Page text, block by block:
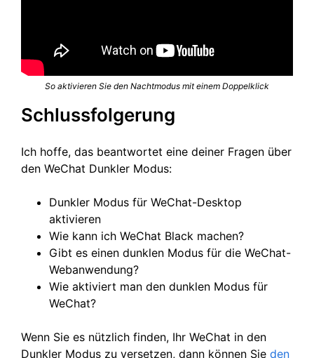
So aktivieren Sie den Nachtmodus mit einem Doppelklick
Schlussfolgerung
Ich hoffe, das beantwortet eine deiner Fragen über
den WeChat Dunkler Modus:
Dunkler Modus für WeChat-Desktop
aktivieren
Wie kann ich WeChat Black machen?
Gibt es einen dunklen Modus für die WeChat-
Webanwendung?
Wie aktiviert man den dunklen Modus für
WeChat?
Wenn Sie es nützlich finden, Ihr WeChat in den
Dunkler Modus zu versetzen, dann können Sie den